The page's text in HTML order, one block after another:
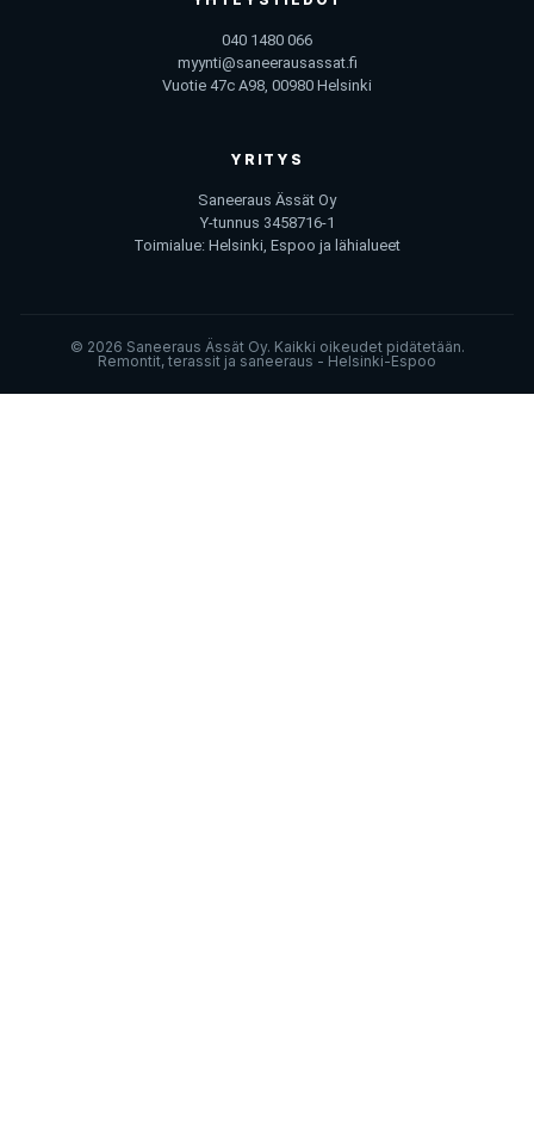
040 1480 066
myynti@saneerausassat.fi
Vuotie 47c A98, 00980 Helsinki
YRITYS
Saneeraus Ässät Oy
Y-tunnus 3458716-1
Toimialue: Helsinki, Espoo ja lähialueet
© 2026 Saneeraus Ässät Oy. Kaikki oikeudet pidätetään.
Remontit, terassit ja saneeraus - Helsinki-Espoo